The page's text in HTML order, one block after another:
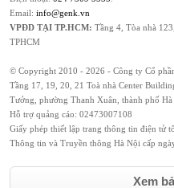
Email: info@genk.vn
VPĐD TẠI TP.HCM: Tầng 4, Tòa nhà
TPHCM
© Copyright 2010 - 2026 - Công ty Cổ
Tầng 17, 19, 20, 21 Toà nhà Center
Tưởng, phường Thanh Xuân, thành phố Hà
Hỗ trợ quảng cáo: 02473007108
Giấy phép thiết lập trang thông tin điện tử
Thông tin và Truyền thông Hà Nội cấp
Xem